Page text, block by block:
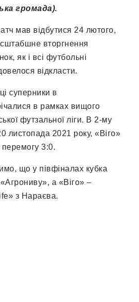
громада).
мав відбутися 24 лютого,
вторгнення
як і всі футбольні
відкласти.
суперники в
в рамках вищого
футзальної ліги. В 2-му
листопада 2021 року, «Віго»
3:0.
що у півфіналах кубка
а «Віго» –
з Нараєва.